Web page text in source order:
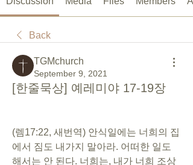
Back
TGMchurch
September 9, 2021
[한줄묵상] 예레미야 17-19장
(렘17:22, 새번역) 안식일에는 너희의 집
에서 짐도 내가지 말아라. 어떠한 일도
해서는 안 된다. 너희는, 내가 너희 조상